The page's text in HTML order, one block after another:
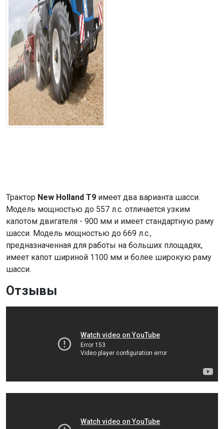
Трактор New Holland T9 имеет два варианта шасси.
Модель мощностью до 557 л.с. отличается узким
капотом двигателя - 900 мм и имеет стандартную раму
шасси. Модель мощностью до 669 л.с.,
предназначенная для работы на больших площадях,
имеет капот шириной 1100 мм и более широкую раму
шасси.
Отзывы